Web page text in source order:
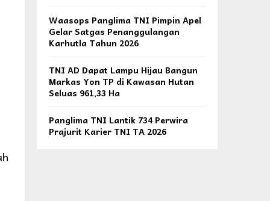
Waasops Panglima TNI Pimpin Apel
Gelar Satgas Penanggulangan
Karhutla Tahun 2026
TNI AD Dapat Lampu Hijau Bangun
Markas Yon TP di Kawasan Hutan
Seluas 961,33 Ha
Panglima TNI Lantik 734 Perwira
Prajurit Karier TNI TA 2026